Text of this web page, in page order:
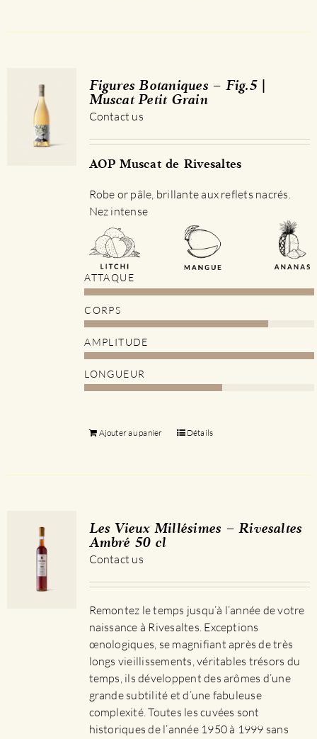
Figures Botaniques – Fig.5 |
Muscat Petit Grain
Contact us
AOP Muscat de Rivesaltes
Robe or pâle, brillante aux reflets nacrés.
Nez intense
ATTAQUE
CORPS
AMPLITUDE
LONGUEUR
Ajouter au panier Détails
Les Vieux Millésimes – Rivesaltes
Ambré 50 cl
Contact us
Remontez le temps jusqu’à l’année de votre
naissance à Rivesaltes. Exceptions
œnologiques, se magnifiant après de très
longs vieillissements, véritables trésors du
temps, ils développent des arômes d’une
grande subtilité et d’une fabuleuse
complexité. Toutes les cuvées sont
historiques de l’année 1950 à 1999 sans